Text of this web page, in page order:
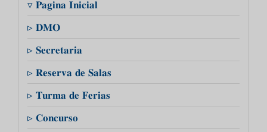
▿ 𝐏𝐚𝐠𝐢𝐧𝐚 𝐈𝐧𝐢𝐜𝐢𝐚𝐥
▹ 𝐃𝐌𝐎
▹ 𝐒𝐞𝐜𝐫𝐞𝐭𝐚𝐫𝐢𝐚
▹ 𝐑𝐞𝐬𝐞𝐫𝐯𝐚 𝐝𝐞 𝐒𝐚𝐥𝐚𝐬
▹ 𝐓𝐮𝐫𝐦𝐚 𝐝𝐞 𝐅𝐞𝐫𝐢𝐚𝐬
▹ 𝐂𝐨𝐧𝐜𝐮𝐫𝐬𝐨